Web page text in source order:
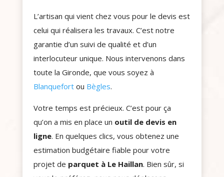
L’artisan qui vient chez vous pour le devis est
celui qui réalisera les travaux. C’est notre
garantie d’un suivi de qualité et d’un
interlocuteur unique. Nous intervenons dans
toute la Gironde, que vous soyez à
Blanquefort ou Bègles.
Votre temps est précieux. C’est pour ça
qu’on a mis en place un outil de devis en
ligne. En quelques clics, vous obtenez une
estimation budgétaire fiable pour votre
projet de parquet à Le Haillan. Bien sûr, si